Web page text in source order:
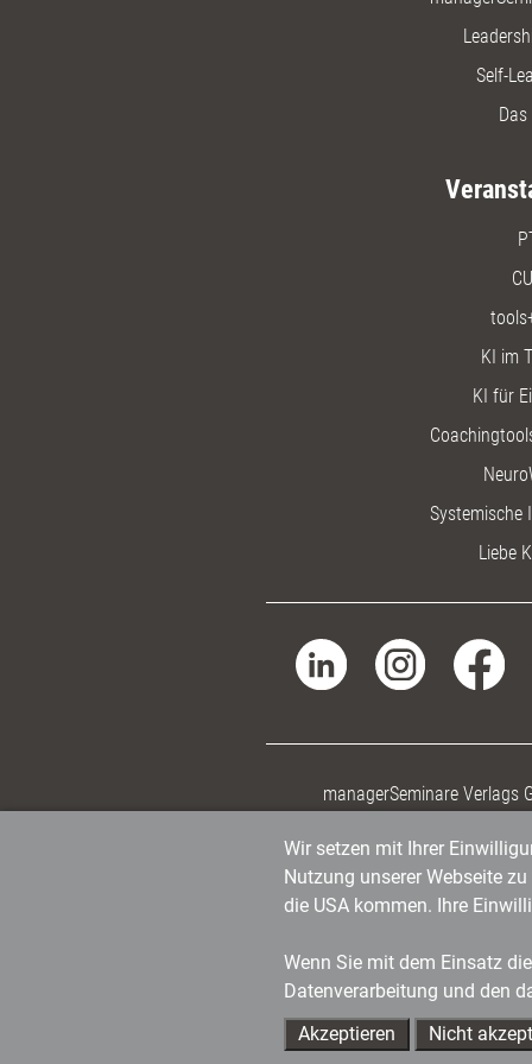
Self-
KI im
KI für
Systemische
Liebe
managerSeminare Verlags
Wir setzen mit Ihrer
Nutzung unserer Webseite
die USA kommen. Ihre
Wenn Sie mit dem Einsatz
Datenverarbeitung und den
Akzeptieren
Nicht